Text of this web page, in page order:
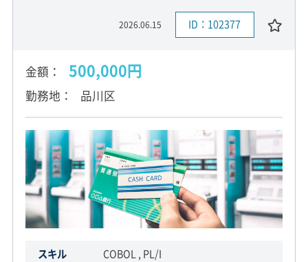
2026.06.15 ID：102377
金額 500,000円
勤務地 品川区
スキル
COBOL , PL/I